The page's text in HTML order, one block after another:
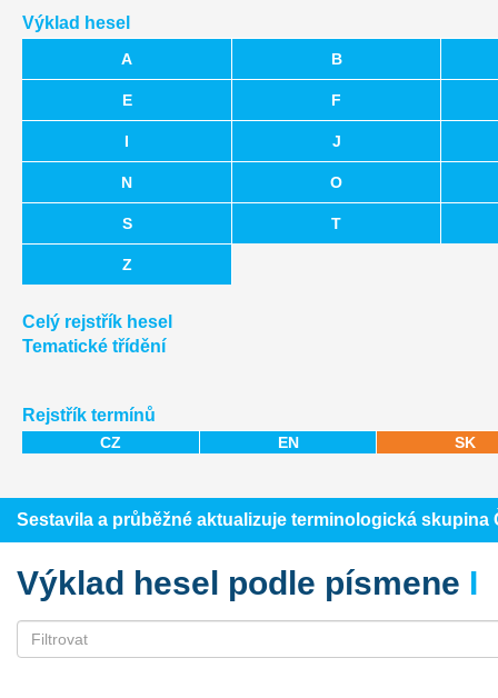
Výklad hesel
A B
E F
I J
N O
S T
Z
Celý rejstřík hesel
Tematické třídění
Rejstřík termínů
CZ EN SK
Sestavila a průběžné aktualizuje terminologická
Výklad hesel podle písmene I